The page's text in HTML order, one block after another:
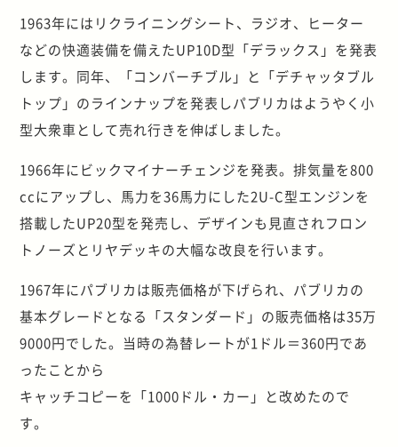
1963年にはリクライニングシート、ラジオ、ヒーター
などの快適装備を備えたUP10D型「デラックス」を発表
します。同年、「コンバーチブル」と「デチャッタブル
トップ」のラインナップを発表しパブリカはようやく小
型大衆車として売れ行きを伸ばしました。
1966年にビックマイナーチェンジを発表。排気量を800
ccにアップし、馬力を36馬力にした2U-C型エンジンを
搭載したUP20型を発売し、デザインも見直されフロン
トノーズとリヤデッキの大幅な改良を行います。
1967年にパブリカは販売価格が下げられ、パブリカの
基本グレードとなる「スタンダード」の販売価格は35万
9000円でした。当時の為替レートが1ドル＝360円であ
ったことから
キャッチコピーを「1000ドル・カー」と改めたので
す。